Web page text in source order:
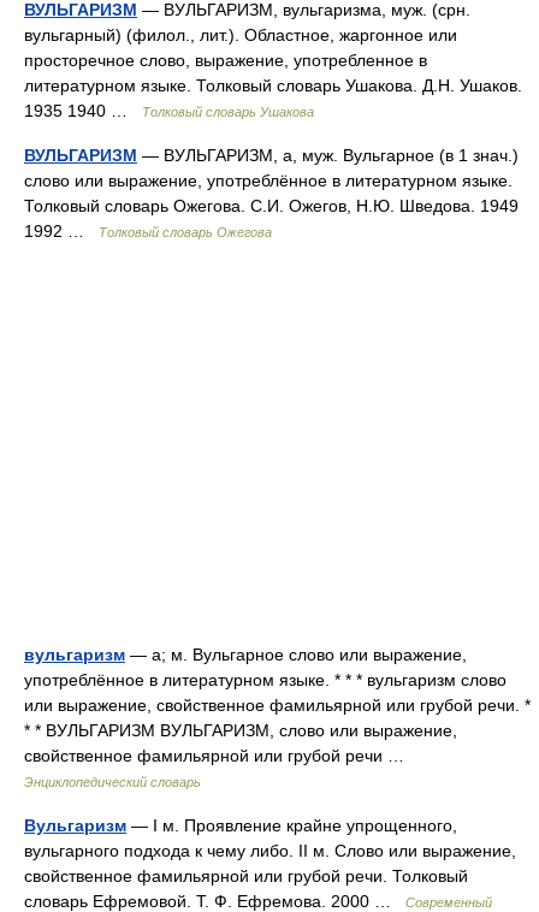
ВУЛЬГАРИЗМ — ВУЛЬГАРИЗМ, вульгаризма, муж. (срн.
вульгарный) (филол., лит.). Областное, жаргонное или
просторечное слово, выражение, употребленное в
литературном языке. Толковый словарь Ушакова. Д.Н. Ушаков.
1935 1940 …
Толковый словарь Ушакова
ВУЛЬГАРИЗМ — ВУЛЬГАРИЗМ, а, муж. Вульгарное (в 1 знач.)
слово или выражение, употреблённое в литературном языке.
Толковый словарь Ожегова. С.И. Ожегов, Н.Ю. Шведова. 1949
1992 …
Толковый словарь Ожегова
вульгаризм — а; м. Вульгарное слово или выражение,
употреблённое в литературном языке. * * * вульгаризм слово
или выражение, свойственное фамильярной или грубой речи. *
* * ВУЛЬГАРИЗМ ВУЛЬГАРИЗМ, слово или выражение,
свойственное фамильярной или грубой речи …
Энциклопедический словарь
Вульгаризм — I м. Проявление крайне упрощенного,
вульгарного подхода к чему либо. II м. Слово или выражение,
свойственное фамильярной или грубой речи. Толковый
словарь Ефремовой. Т. Ф. Ефремова. 2000 …
Современный